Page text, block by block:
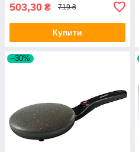
503,30 ₴ 719 ₴
Купити
–30%